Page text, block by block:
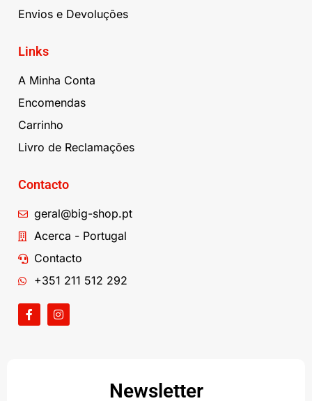
Envios e Devoluções
Links
A Minha Conta
Encomendas
Carrinho
Livro de Reclamações
Contacto
geral@big-shop.pt
Acerca - Portugal
Contacto
+351 211 512 292
Newsletter